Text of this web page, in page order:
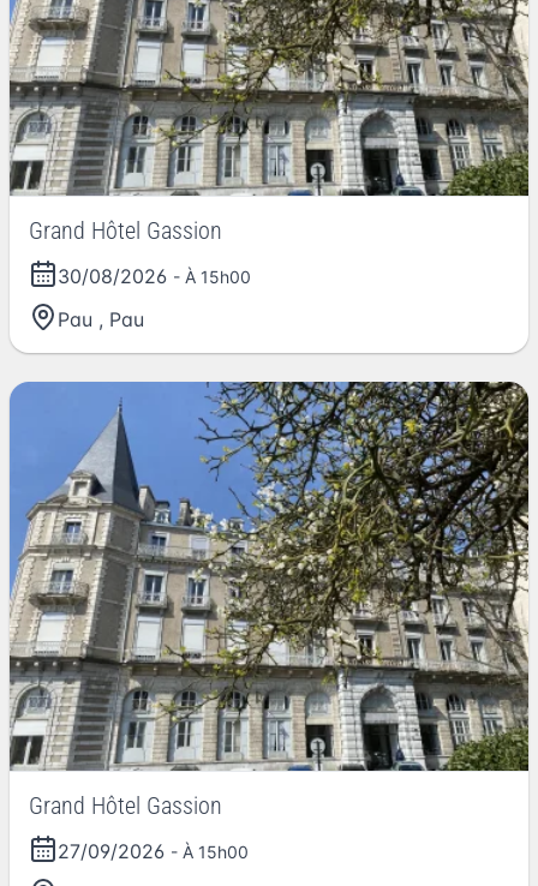
Grand Hôtel Gassion
30/08/2026 - À 15h00
Pau , Pau
Grand Hôtel Gassion
27/09/2026 - À 15h00